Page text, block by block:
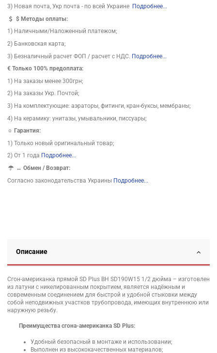
3) Новая почта, Укр почта - по всей Украине Подробнее...
$Методы оплаты:
1) Наличными/Наложенный платежом;
2) Банковская карта;
3) Безналичный расчет ФОП / расчет с НДС. Подробнее...
€ Только 100% предоплата:
1) На заказы менее 300грн;
2) На заказы Укр. Почтой;
3) На комплектующие: аэраторы, фитинги, кран-буксы, мембраны;
4) На керамику: унитазы, умывальники, писсуары;
☼ Гарантия:
1) Только новый оригинальный товар;
2) От 1 года Подробнее...
↔Обмен / Возврат:
Согласно законодательства Украины Подробнее...
Описание
Сгон-американка прямой SD Plus ВН SD190W15 1/2 дюйма – изготовлен
из латуни с никелированным покрытием, является надёжным и
современным соединением для быстрой и удобной стыковки между
собой неподвижных участков трубопровода, имеющих внутреннюю или
наружную резьбу.
Преимущества сгона-американка SD Plus:
Удобный безопасный в монтаже и использовании;
Выполнен из высококачественных материалов;